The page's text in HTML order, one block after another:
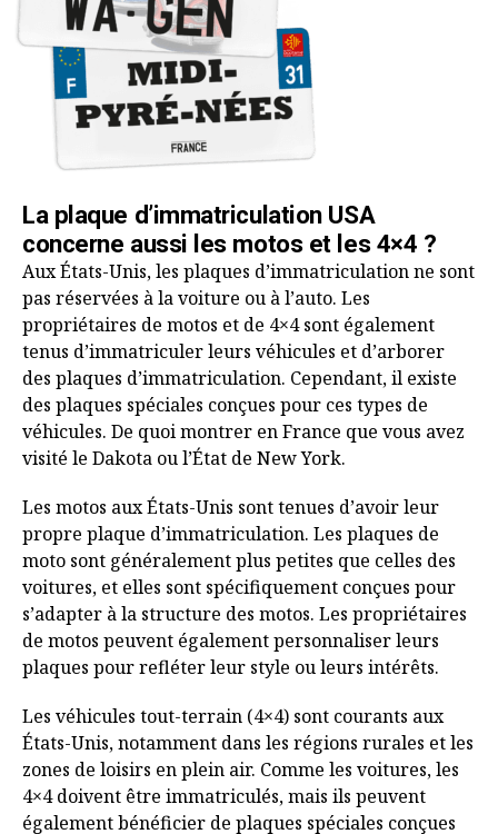
La plaque d’immatriculation USA
concerne aussi les motos et les 4×4 ?
Aux États-Unis, les plaques d’immatriculation ne sont
pas réservées à la voiture ou à l’auto. Les
propriétaires de motos et de 4×4 sont également
tenus d’immatriculer leurs véhicules et d’arborer
des plaques d’immatriculation. Cependant, il existe
des plaques spéciales conçues pour ces types de
véhicules. De quoi montrer en France que vous avez
visité le Dakota ou l’État de New York.
Les motos aux États-Unis sont tenues d’avoir leur
propre plaque d’immatriculation. Les plaques de
moto sont généralement plus petites que celles des
voitures, et elles sont spécifiquement conçues pour
s’adapter à la structure des motos. Les propriétaires
de motos peuvent également personnaliser leurs
plaques pour refléter leur style ou leurs intérêts.
Les véhicules tout-terrain (4×4) sont courants aux
États-Unis, notamment dans les régions rurales et les
zones de loisirs en plein air. Comme les voitures, les
4×4 doivent être immatriculés, mais ils peuvent
également bénéficier de plaques spéciales conçues